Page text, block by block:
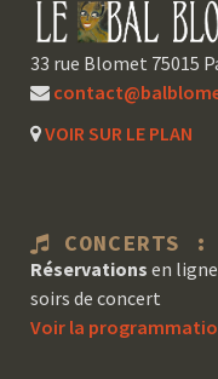
33 rue Blomet 75015
VOIR SUR LE PLAN
CONCERTS :
Réservations en
soirs de concert
Voir la